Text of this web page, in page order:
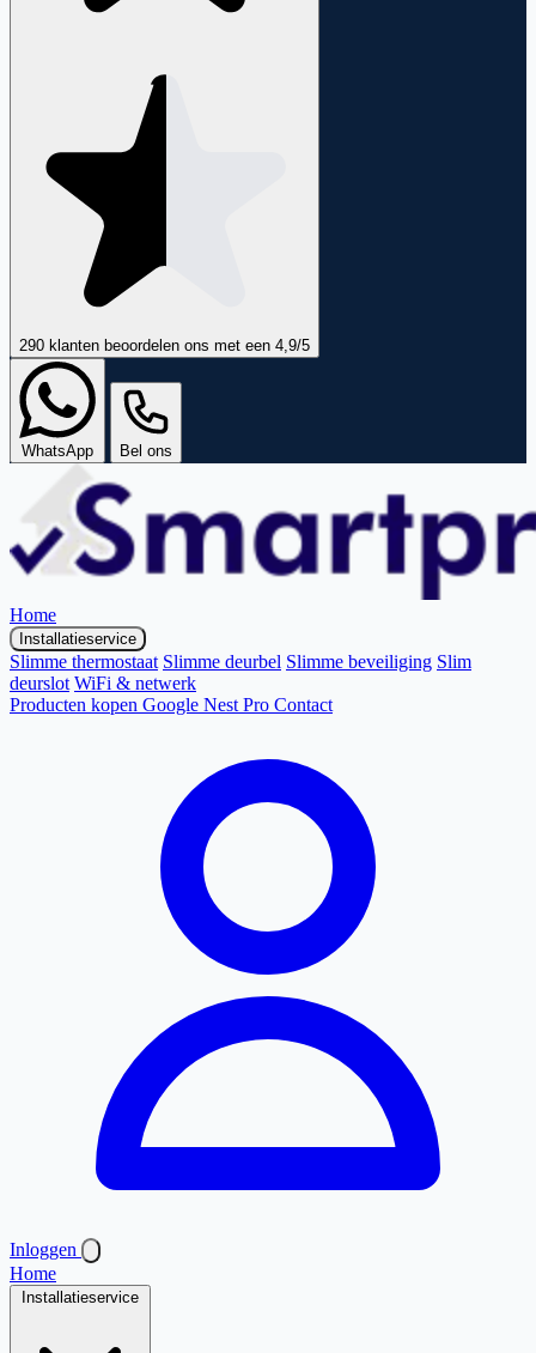
290 klanten beoordelen ons met een 4,9/5
WhatsApp Bel ons
Home
Installatieservice
Slimme thermostaat Slimme deurbel Slimme beveiliging Slim
deurslot WiFi & netwerk
Producten kopen Google Nest Pro Contact
Inloggen
Home
Installatieservice